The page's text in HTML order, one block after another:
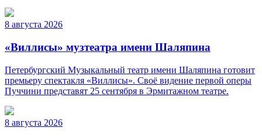
8 августа 2026
«Виллисы» музтеатра имени Шаляпина
Петербургский Музыкальный театр имени Шаляпина готовит
премьеру спектакля «Виллисы». Своё видение первой оперы
Пуччини представят 25 сентября в Эрмитажном театре.
8 августа 2026